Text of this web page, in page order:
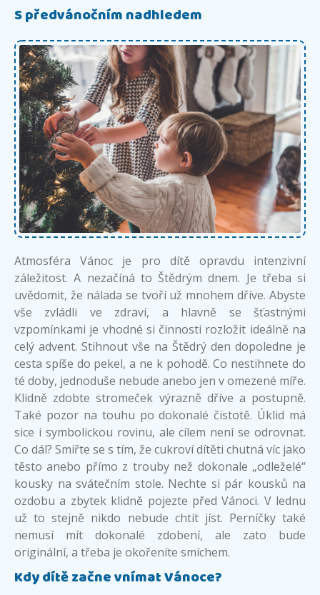
S předvánočním nadhledem
Atmosféra Vánoc je pro dítě opravdu intenzivní
záležitost. A nezačíná to Štědrým dnem. Je třeba si
uvědomit, že nálada se tvoří už mnohem dříve. Abyste
vše zvládli ve zdraví, a hlavně se šťastnými
vzpomínkami je vhodné si činnosti rozložit ideálně na
celý advent. Stihnout vše na Štědrý den dopoledne je
cesta spíše do pekel, a ne k pohodě. Co nestihnete do
té doby, jednoduše nebude anebo jen v omezené míře.
Klidně zdobte stromeček výrazně dříve a postupně.
Také pozor na touhu po dokonalé čistotě. Úklid má
sice i symbolickou rovinu, ale cílem není se odrovnat.
Co dál? Smiřte se s tím, že cukroví dítěti chutná víc jako
těsto anebo přímo z trouby než dokonale „odleželé“
kousky na svátečním stole. Nechte si pár kousků na
ozdobu a zbytek klidně pojezte před Vánoci. V lednu
už to stejně nikdo nebude chtít jíst. Perníčky také
nemusí mít dokonalé zdobení, ale zato bude
originální, a třeba je okořeníte smíchem.
Kdy dítě začne vnímat Vánoce?